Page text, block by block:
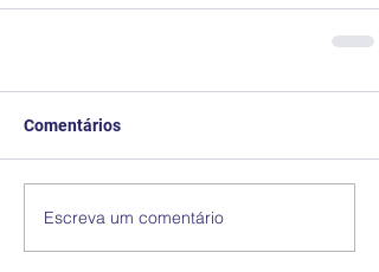
Comentários
Escreva um comentário